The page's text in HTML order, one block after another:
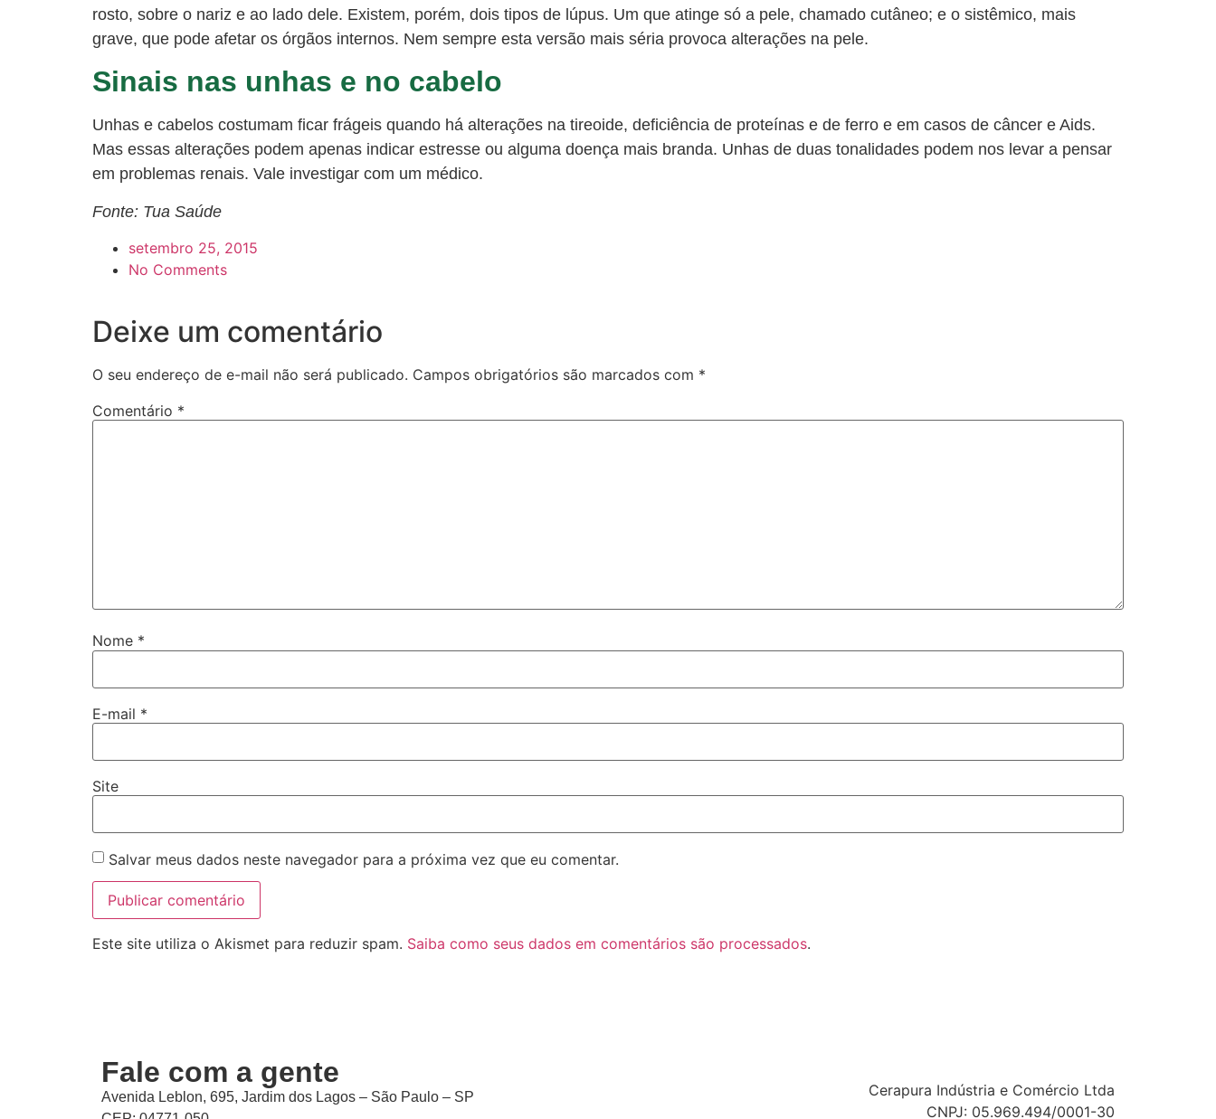
rosto, sobre o nariz e ao lado dele. Existem, porém, dois tipos de lúpus. Um que atinge só a pele, chamado cutâneo; e o sistêmico, mais
grave, que pode afetar os órgãos internos. Nem sempre esta versão mais séria provoca alterações na pele.
Sinais nas unhas e no cabelo
Unhas e cabelos costumam ficar frágeis quando há alterações na tireoide, deficiência de proteínas e de ferro e em casos de câncer e Aids.
Mas essas alterações podem apenas indicar estresse ou alguma doença mais branda. Unhas de duas tonalidades podem nos levar a pensar
em problemas renais. Vale investigar com um médico.
Fonte: Tua Saúde
setembro 25, 2015
No Comments
Deixe um comentário
O seu endereço de e-mail não será publicado. Campos obrigatórios são marcados com *
Comentário *
Nome *
E-mail *
Site
Salvar meus dados neste navegador para a próxima vez que eu comentar.
Este site utiliza o Akismet para reduzir spam. Saiba como seus dados em comentários são processados.
Fale com a gente
Avenida Leblon, 695, Jardim dos Lagos – São Paulo – SP
Cerapura Indústria e Comércio Ltda
CNPJ: 05.969.494/0001-30